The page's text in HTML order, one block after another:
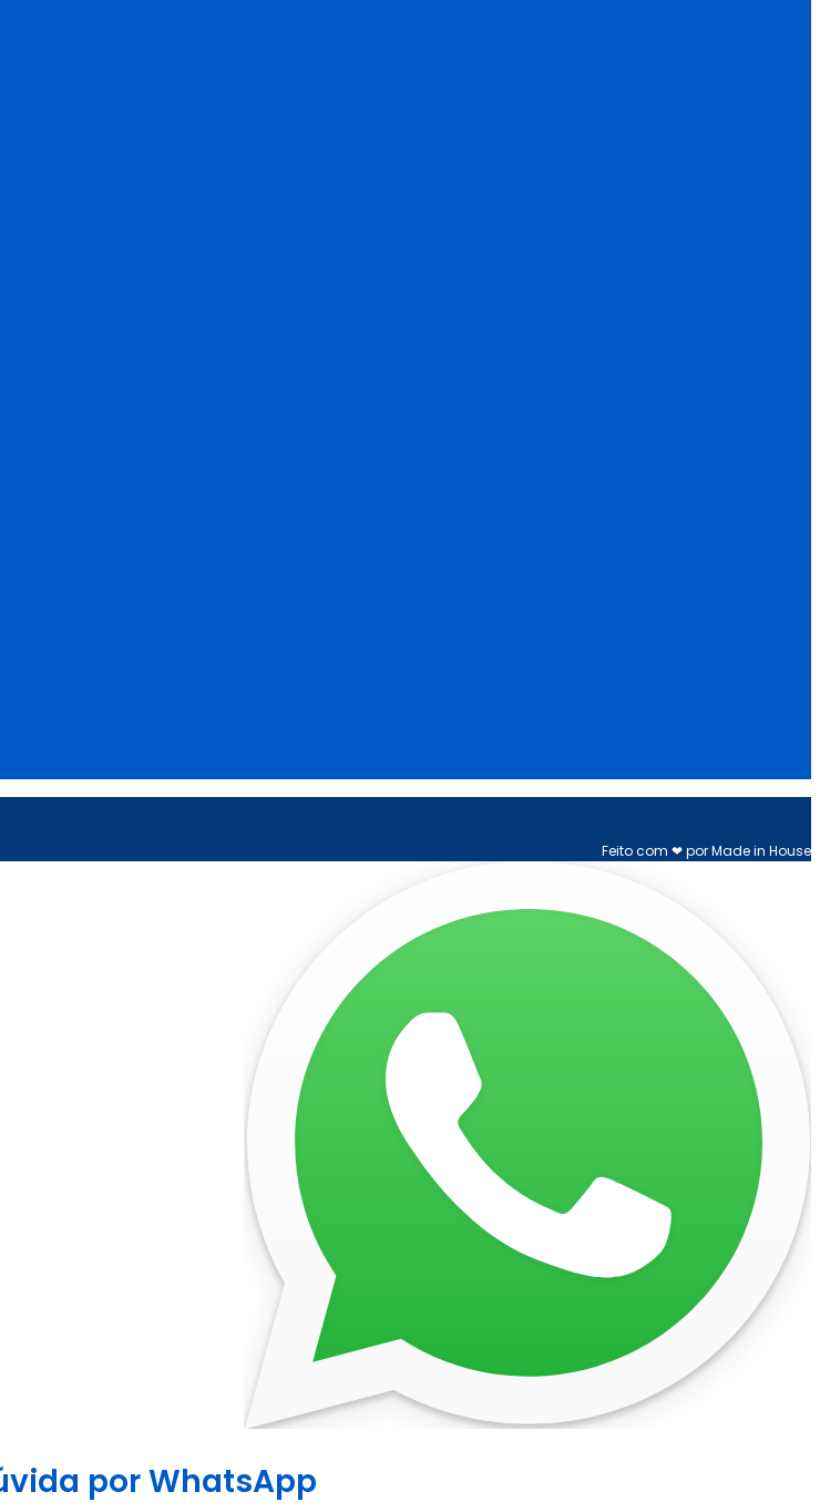
Feito com ❤ por Made in House
por WhatsApp